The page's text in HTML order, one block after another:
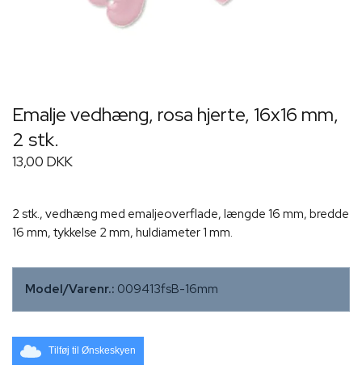
Emalje vedhæng, rosa hjerte, 16x16 mm,
2 stk.
13,00 DKK
2 stk., vedhæng med emaljeoverflade, længde 16 mm, bredde
16 mm, tykkelse 2 mm, huldiameter 1 mm.
Model/Varenr.: 009413fsB-16mm
Tilføj til Ønskeskyen